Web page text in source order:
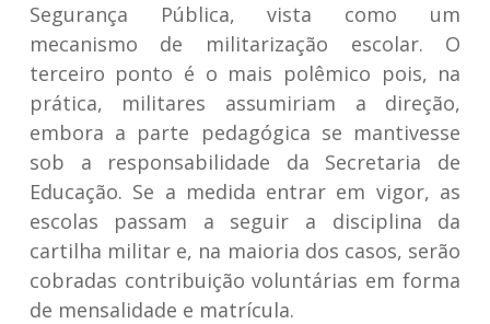
Segurança Pública, vista como um
mecanismo de militarização escolar. O
terceiro ponto é o mais polêmico pois, na
prática, militares assumiriam a direção,
embora a parte pedagógica se mantivesse
sob a responsabilidade da Secretaria de
Educação. Se a medida entrar em vigor, as
escolas passam a seguir a disciplina da
cartilha militar e, na maioria dos casos, serão
cobradas contribuição voluntárias em forma
de mensalidade e matrícula.